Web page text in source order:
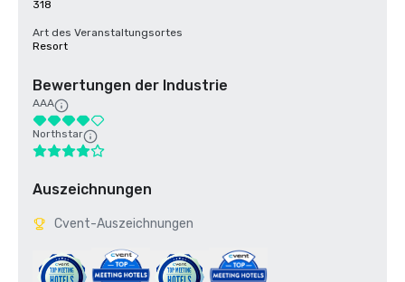
318
Art des Veranstaltungsortes
Resort
Bewertungen der Industrie
AAA
Northstar
Auszeichnungen
Cvent-Auszeichnungen